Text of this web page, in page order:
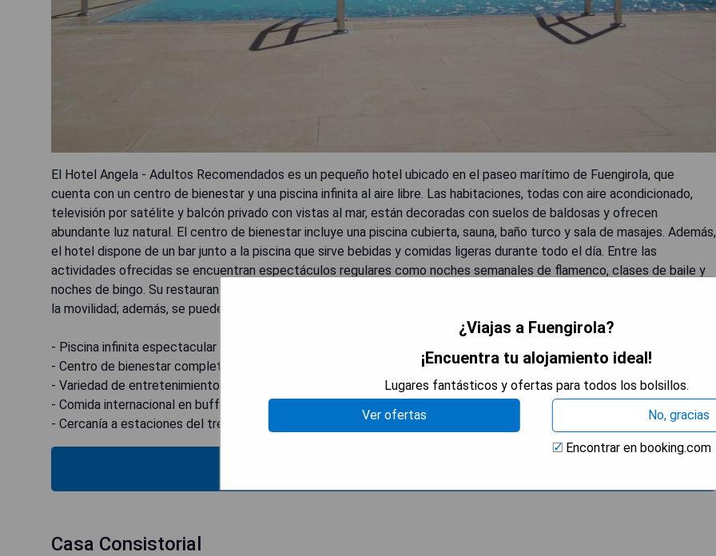
El Hotel Angela - Adultos Recomendados es un pequeño hotel ubicado en el paseo marítimo de Fuengirola, que
cuenta con un centro de bienestar y una piscina infinita al aire libre. Las habitaciones, todas con aire acondicionado,
televisión por satélite y balcón privado con vistas al mar, están decoradas con suelos de baldosas y ofrecen
abundante luz natural. El centro de bienestar incluye una piscina cubierta, sauna, baño turco y sala de masajes. Además,
el hotel dispone de un bar junto a la piscina que sirve bebidas y comidas ligeras durante todo el día. Entre las
actividades ofrecidas se encuentran espectáculos regulares como noches semanales de flamenco, clases de baile y
noches de bingo. Su restaurante buffet ofrece comida internacional mientras que el acceso a la autopista A7 facilita
la movilidad; además, se pueden encontrar diversas instalaciones para deportes acuáticos en las playas cercanas.
- Piscina infinita espectacular
- Centro de bienestar completo
- Variedad de entretenimiento nocturno
- Comida internacional en buffet
- Cercanía a estaciones del tren y playa
Casa Consistorial
¿Viajas a Fuengirola?
¡Encuentra tu alojamiento ideal!
Lugares fantásticos y ofertas para todos los bolsillos.
Ver ofertas
No, gracias
Encontrar en booking.com